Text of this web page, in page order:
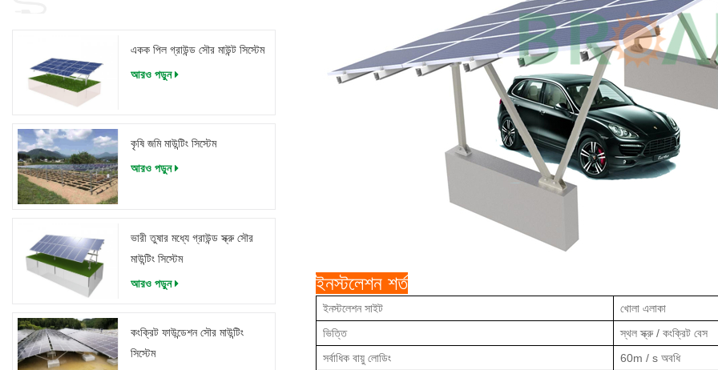
একক পিল গ্রাউন্ড সৌর মাউন্ট সিস্টেম
আরও পড়ুন
কৃষি জমি মাউন্টিং সিস্টেম
আরও পড়ুন
ভারী তুষার মধ্যে গ্রাউন্ড স্ক্রু সৌর
মাউন্টিং সিস্টেম
আরও পড়ুন
কংক্রিট ফাউন্ডেশন সৌর মাউন্টিং
সিস্টেম
ইনস্টলেশন শর্ত
ইনস্টলেশন সাইট
খোলা এলাকা
ভিত্তি
স্থল স্ক্রু / কংক্রিট বেস
সর্বাধিক বায়ু লোডিং
60m / s অবধি